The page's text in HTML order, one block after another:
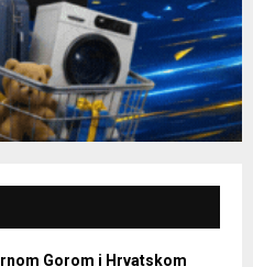
Gorom i Hrvatskom